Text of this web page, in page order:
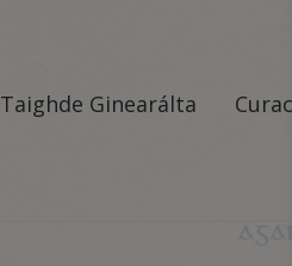
Taighde Ginearálta